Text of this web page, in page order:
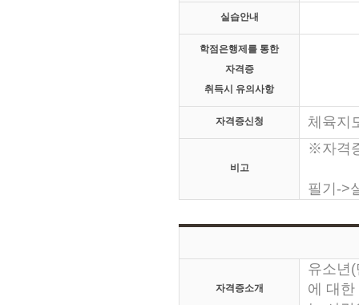
실습안내
학점은행제를 통한
자격증
취득시 유의사항
자격증신청 체육
비고
※자격
필기->
자격증소개
유소년
에 대